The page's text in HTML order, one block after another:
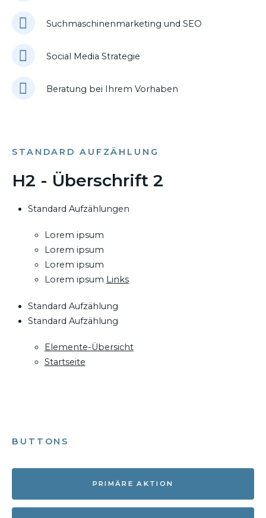
Suchmaschinenmarketing und SEO
Social Media Strategie
Beratung bei Ihrem Vorhaben
STANDARD AUFZÄHLUNG
H2 - Überschrift 2
Standard Aufzählungen
Lorem ipsum
Lorem ipsum
Lorem ipsum
Lorem ipsum Links
Standard Aufzählung
Standard Aufzählung
Elemente-Übersicht
Startseite
BUTTONS
PRIMÄRE AKTION